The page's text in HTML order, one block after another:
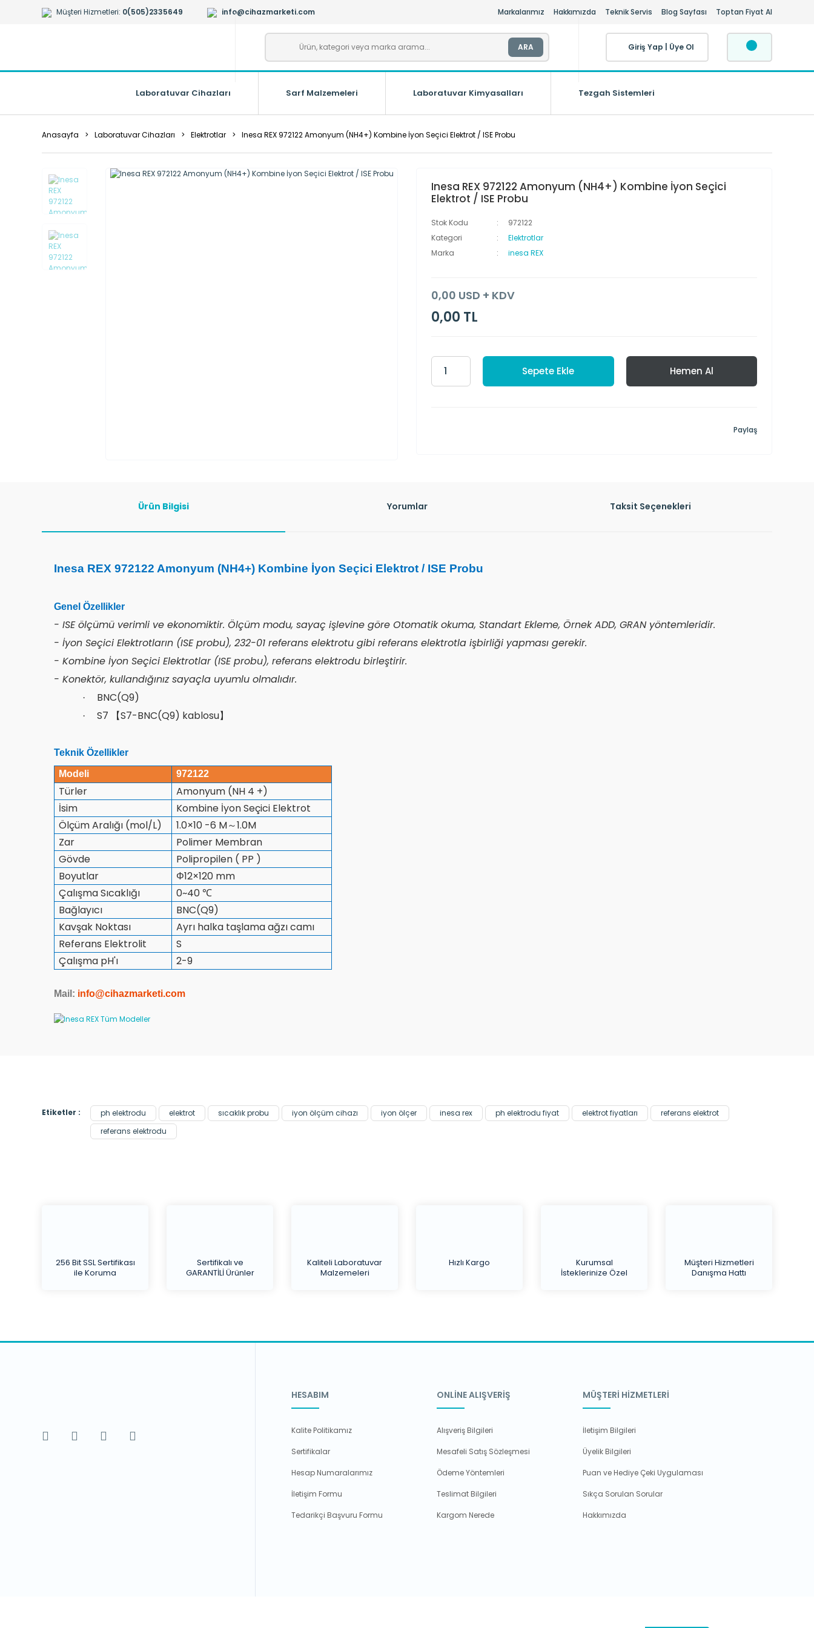
Müşteri Hizmetleri: 0(505)2335649 info@cihazmarketi.com Markalarımız Hakkımızda Teknik Servis Blog Sayfası Toptan Fiyat Al
ARA Giriş Yap Üye Ol
Laboratuvar Cihazları Sarf Malzemeleri Laboratuvar Kimyasalları Tezgah Sistemleri
Anasayfa Laboratuvar Cihazları Elektrotlar Inesa REX 972122 Amonyum (NH4+) Kombine İyon Seçici Elektrot / ISE Probu
Inesa REX 972122 Amonyum (NH4+) Kombine İyon Seçici
Elektrot / ISE Probu
Stok Kodu
972122
Kategori
Elektrotlar
Marka
inesa REX
0,00 USD + KDV
0,00 TL
Sepete Ekle Hemen Al
Paylaş
Ürün Bilgisi Yorumlar Taksit Seçenekleri
Inesa REX 972122 Amonyum (NH4+) Kombine İyon Seçici Elektrot / ISE Probu
Genel Özellikler
- ISE ölçümü verimli ve ekonomiktir. Ölçüm modu, sayaç işlevine göre Otomatik okuma, Standart Ekleme, Örnek ADD, GRAN yöntemleridir.
- İyon Seçici Elektrotların (ISE probu), 232-01 referans elektrotu gibi referans elektrotla işbirliği yapması gerekir.
- Kombine İyon Seçici Elektrotlar (ISE probu), referans elektrodu birleştirir.
- Konektör, kullandığınız sayaçla uyumlu olmalıdır.
· BNC(Q9)
· S7 【S7-BNC(Q9) kablosu】
Teknik Özellikler
Modeli 972122
Türler
Amonyum (NH 4 +)
İsim
Kombine İyon Seçici Elektrot
Ölçüm Aralığı (mol/L)
1.0×10 -6 M～1.0M
Zar
Polimer Membran
Gövde
Polipropilen ( PP )
Boyutlar
Φ12×120 mm
Çalışma Sıcaklığı
0~40 ℃
Bağlayıcı
BNC(Q9)
Kavşak Noktası
Ayrı halka taşlama ağzı camı
Referans Elektrolit
S
Çalışma pH'ı
2-9
Mail: info@cihazmarketi.com
Etiketler : ph elektrodu elektrot sıcaklık probu iyon ölçüm cihazı iyon ölçer inesa rex ph elektrodu fiyat elektrot fiyatları
referans elektrot
referans elektrodu
256 Bit SSL Sertifikası
ile Koruma
Sertifikalı ve
GARANTİLİ Ürünler
Kaliteli Laboratuvar
Malzemeleri
Hızlı Kargo
Kurumsal
İsteklerinize Özel
Müşteri Hizmetleri
Danışma Hattı
HESABIM
Kalite Politikamız
Sertifikalar
Hesap Numaralarımız
İletişim Formu
Tedarikçi Başvuru Formu
ONLİNE ALIŞVERİŞ
Alışveriş Bilgileri
Mesafeli Satış Sözleşmesi
Ödeme Yöntemleri
Teslimat Bilgileri
Kargom Nerede
MÜŞTERİ HİZMETLERİ
İletişim Bilgileri
Üyelik Bilgileri
Puan ve Hediye Çeki Uygulaması
Sıkça Sorulan Sorular
Hakkımızda